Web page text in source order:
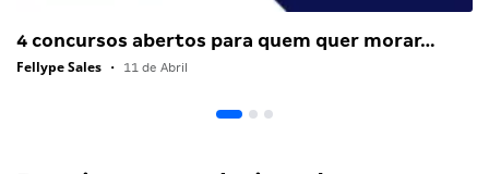
4 concursos abertos para quem quer morar…
Fellype Sales • 11 de Abril